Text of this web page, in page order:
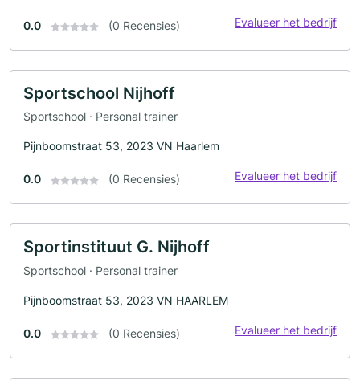
0.0 (0 Recensies) Evalueer het bedrijf
Sportschool Nijhoff
Sportschool · Personal trainer
Pijnboomstraat 53, 2023 VN Haarlem
0.0 (0 Recensies) Evalueer het bedrijf
Sportinstituut G. Nijhoff
Sportschool · Personal trainer
Pijnboomstraat 53, 2023 VN HAARLEM
0.0 (0 Recensies) Evalueer het bedrijf